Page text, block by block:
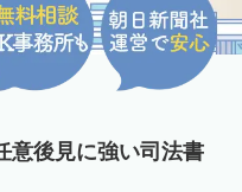
意後見に強い司法書